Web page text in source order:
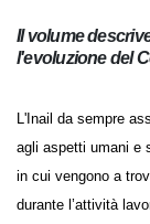
Il volume
l'evoluzione del
L'Inail da sempre
attenzione agli
condizioni in cui
evento lesivo,